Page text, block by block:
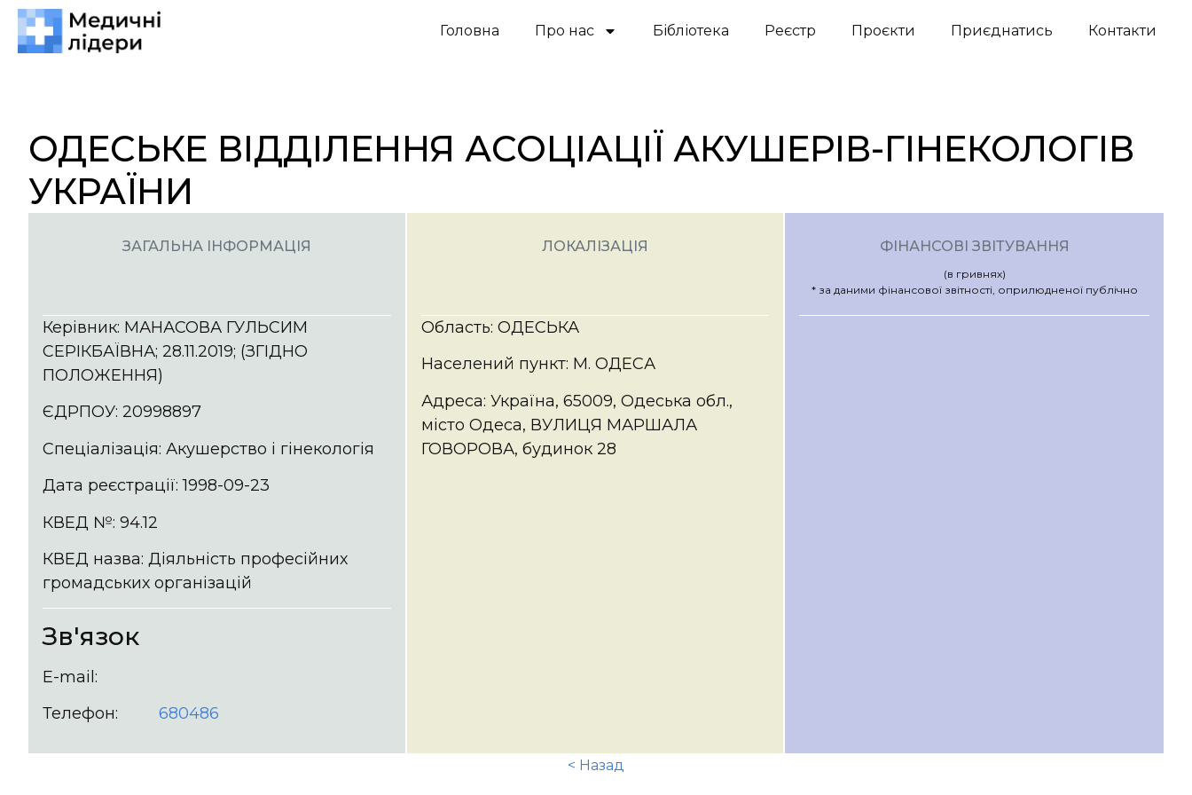
Головна Про нас Бібліотека Реєстр Проєкти Приєднатись Контакти
ОДЕСЬКЕ ВІДДІЛЕННЯ АСОЦІАЦІЇ АКУШЕРІВ-ГІНЕКОЛОГІВ
УКРАЇНИ
ЗАГАЛЬНА ІНФОРМАЦІЯ
Керівник: МАНАСОВА ГУЛЬСИМ
СЕРІКБАЇВНА; 28.11.2019; (ЗГІДНО
ПОЛОЖЕННЯ)
ЄДРПОУ: 20998897
Спеціалізація: Акушерство і гінекологія
Дата реєстрації: 1998-09-23
КВЕД №: 94.12
КВЕД назва: Діяльність професійних
громадських організацій
Зв'язок
E-mail:
Телефон:
680486
ЛОКАЛІЗАЦІЯ
Область: ОДЕСЬКА
Населений пункт: М. ОДЕСА
Адреса: Україна, 65009, Одеська обл.,
місто Одеса, ВУЛИЦЯ МАРШАЛА
ГОВОРОВА, будинок 28
ФІНАНСОВІ ЗВІТУВАННЯ
(в гривнях)
* за даними фінансової звітності, оприлюдненої публічно
< Назад